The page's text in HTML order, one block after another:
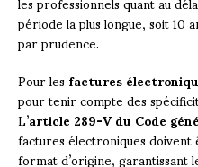
période la plus longue, soit
par prudence.
Pour lesfactures
pour tenir compte des
L’article 289-V du Code
factures électroniques
format d’origine,